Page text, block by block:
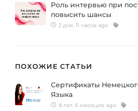
Роль интервью при
повысить шансы
2 дня, 11 часов ago
ПОХОЖИЕ СТАТЬИ
Сертификаты
Языка
8 лет, 6 месяцев ago